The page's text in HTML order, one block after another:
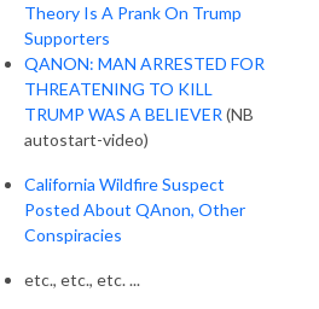
Theory Is A Prank On Trump
Supporters
QANON: MAN ARRESTED FOR
THREATENING TO KILL
TRUMP WAS A BELIEVER (NB
autostart-video)
California Wildfire Suspect
Posted About QAnon, Other
Conspiracies
etc., etc., etc. ...